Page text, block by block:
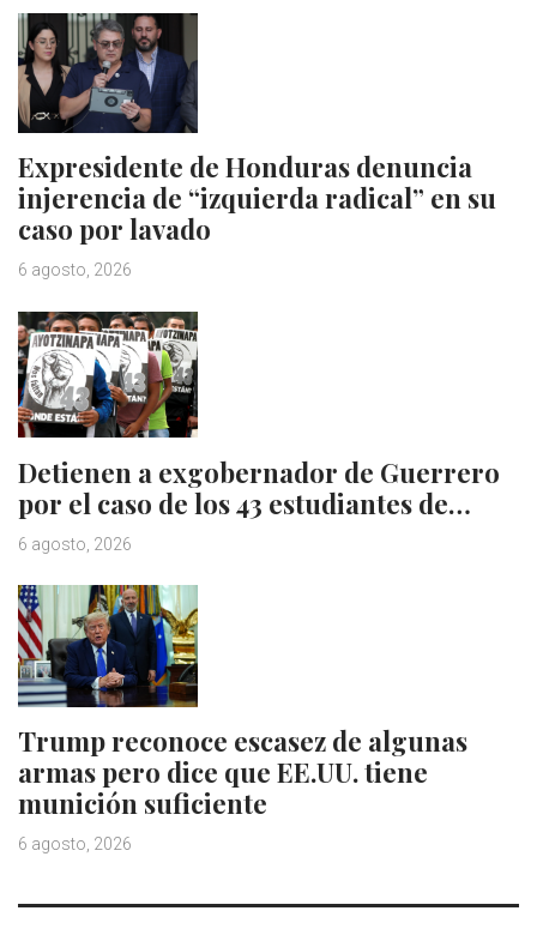
Expresidente de Honduras denuncia
injerencia de “izquierda radical” en su
caso por lavado
6 agosto, 2026
Detienen a exgobernador de Guerrero
por el caso de los 43 estudiantes de…
6 agosto, 2026
Trump reconoce escasez de algunas
armas pero dice que EE.UU. tiene
munición suficiente
6 agosto, 2026